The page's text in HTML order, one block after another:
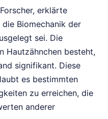
erklärte
Biomechanik der
sei. Die
Hautzähnchen besteht,
signifikant. Diese
es bestimmten
zu erreichen, die
anderer